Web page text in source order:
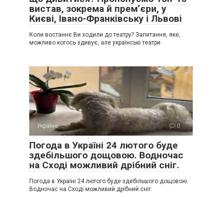
вистав, зокрема й прем’єри, у
Києві, Івано-Франківську і Львові
Коли востаннє Ви ходили до театру? Запитання, яке,
можливо когось здивує, але українські театри
Україна 0
Погода в Україні 24 лютого буде
здебільшого дощовою. Водночас
на Сході можливий дрібний сніг.
Погода в Україні 24 лютого буде здебільшого дощовою.
Водночас на Сході можливий дрібний сніг.